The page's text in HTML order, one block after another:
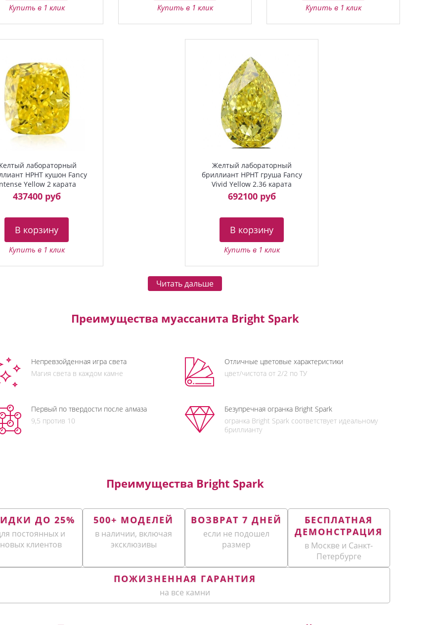
Купить в 1 клик Купить в 1 клик Купить в 1 клик
лабораторный
HPHT кушон Fancy
Yellow 2 карата
437400 руб
В корзину
Купить в 1 клик
Желтый лабораторный
бриллиант HPHT груша Fancy
Vivid Yellow 2.36 карата
692100 руб
В корзину
Купить в 1 клик
Читать дальше
Преимущества муассанита Bright Spark
Непревзойденная игра света
Магия света в каждом камне
Отличные цветовые характеристики
цвет/чистота от 2/2 по ТУ
Первый по твердости после алмаза
9,5 против 10
Безупречная огранка Bright Spark
огранка Bright Spark соответствует идеальному
бриллианту
Преимущества Bright Spark
ДО 25%
постоянных и
новых клиентов
500+ МОДЕЛЕЙ
в наличии, включая
эксклюзивы
ВОЗВРАТ 7 ДНЕЙ
если не подошел
размер
БЕСПЛАТНАЯ
ДЕМОНСТРАЦИЯ
в Москве и Санкт-
Петербурге
ПОЖИЗНЕННАЯ ГАРАНТИЯ
на все камни